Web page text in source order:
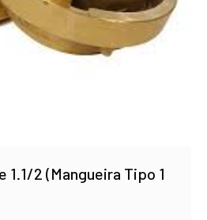
1.1/2 (Mangueira Tipo 1